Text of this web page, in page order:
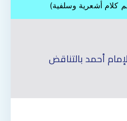
كلام أشعرية وسلفية)
أحمد بالتناقض